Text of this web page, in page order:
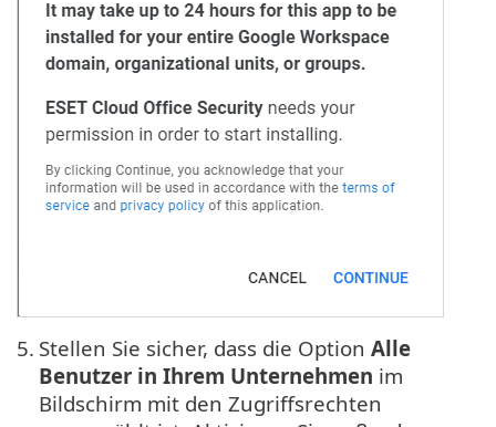
5. Stellen Sie sicher, dass die Option Alle
Benutzer in Ihrem Unternehmen im
Bildschirm mit den Zugriffsrechten